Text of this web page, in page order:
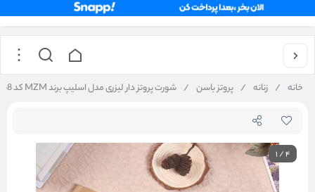
خانه / زنانه / پروتز باسن / شورت پروتز دار لیزری مدل اسلیپ برند MZM کد 168
1/4